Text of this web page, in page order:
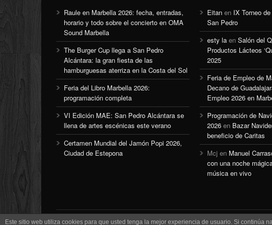
Raule en Marbella 2026: fecha, entradas,
horario y todo sobre el concierto en OMA
Sound Marbella
The Burger Cup llega a San Pedro
Alcántara: la gran fiesta de las
hamburguesas aterriza en la Costa del Sol
Feria del Libro Marbella 2026:
programación completa
VI Edición MAE: San Pedro Alcántara se
llena de artes escénicas este verano
Certamen Mundial del Jamón Popi 2026,
Ciudad de Estepona
Eitan en IX Torneo
San Pedro
esty la en Salón del
Productos Lácteos
2025
Feria de Empleo de
Decano de
Empleo 2026 en
Programación de
2026 en Bazar
beneficio de Caritas
Mcj en Manuel
con una noche
música en vivo
Este sitio web utiliza cookies para que usted tenga la mejor experiencia de usuario. Si